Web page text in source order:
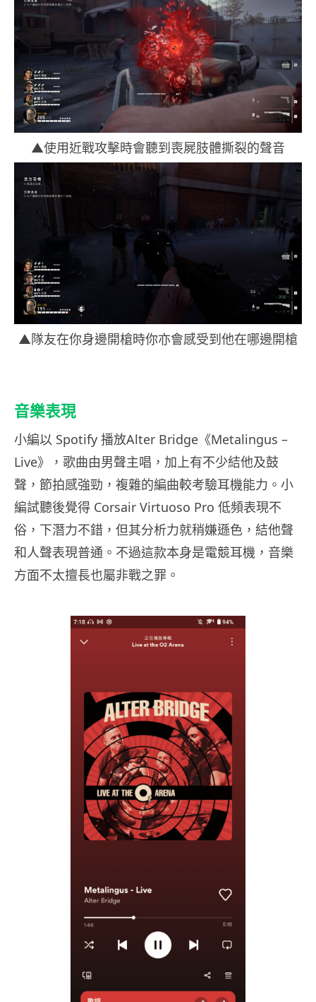
▲使用近戰攻擊時會聽到喪屍肢體撕裂的聲音
▲隊友在你身邊開槍時你亦會感受到他在哪邊開槍
音樂表現
小編以 Spotify 播放Alter Bridge《Metalingus –
Live》，歌曲由男聲主唱，加上有不少結他及鼓
聲，節拍感強勁，複雜的編曲較考驗耳機能力。小
編試聽後覺得 Corsair Virtuoso Pro 低頻表現不
俗，下潛力不錯，但其分析力就稍嫌遜色，結他聲
和人聲表現普通。不過這款本身是電競耳機，音樂
方面不太擅長也屬非戰之罪。